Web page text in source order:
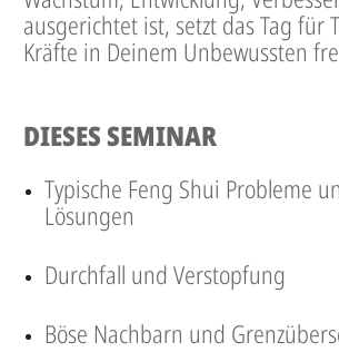
ausgerichtet ist, setzt das Tag für
Kräfte in Deinem Unbewussten
DIESES SEMINAR
Typische Feng Shui Probleme
Lösungen
Durchfall und Verstopfung
Böse Nachbarn und